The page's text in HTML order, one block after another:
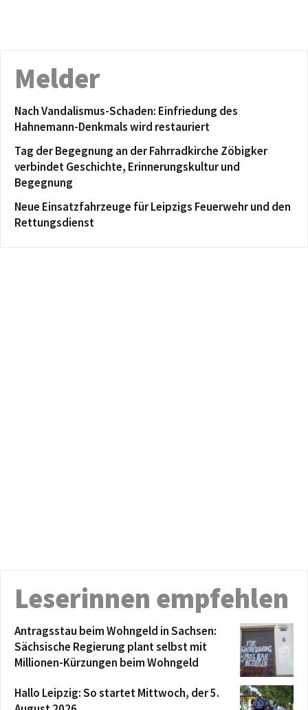
Melder
Nach Vandalismus-Schaden: Einfriedung des
Hahnemann-Denkmals wird restauriert
Tag der Begegnung an der Fahrradkirche Zöbigker
verbindet Geschichte, Erinnerungskultur und
Begegnung
Neue Einsatzfahrzeuge für Leipzigs Feuerwehr und den
Rettungsdienst
Leserinnen empfehlen
Antragsstau beim Wohngeld in Sachsen:
Sächsische Regierung plant selbst mit
Millionen-Kürzungen beim Wohngeld
Hallo Leipzig: So startet Mittwoch, der 5.